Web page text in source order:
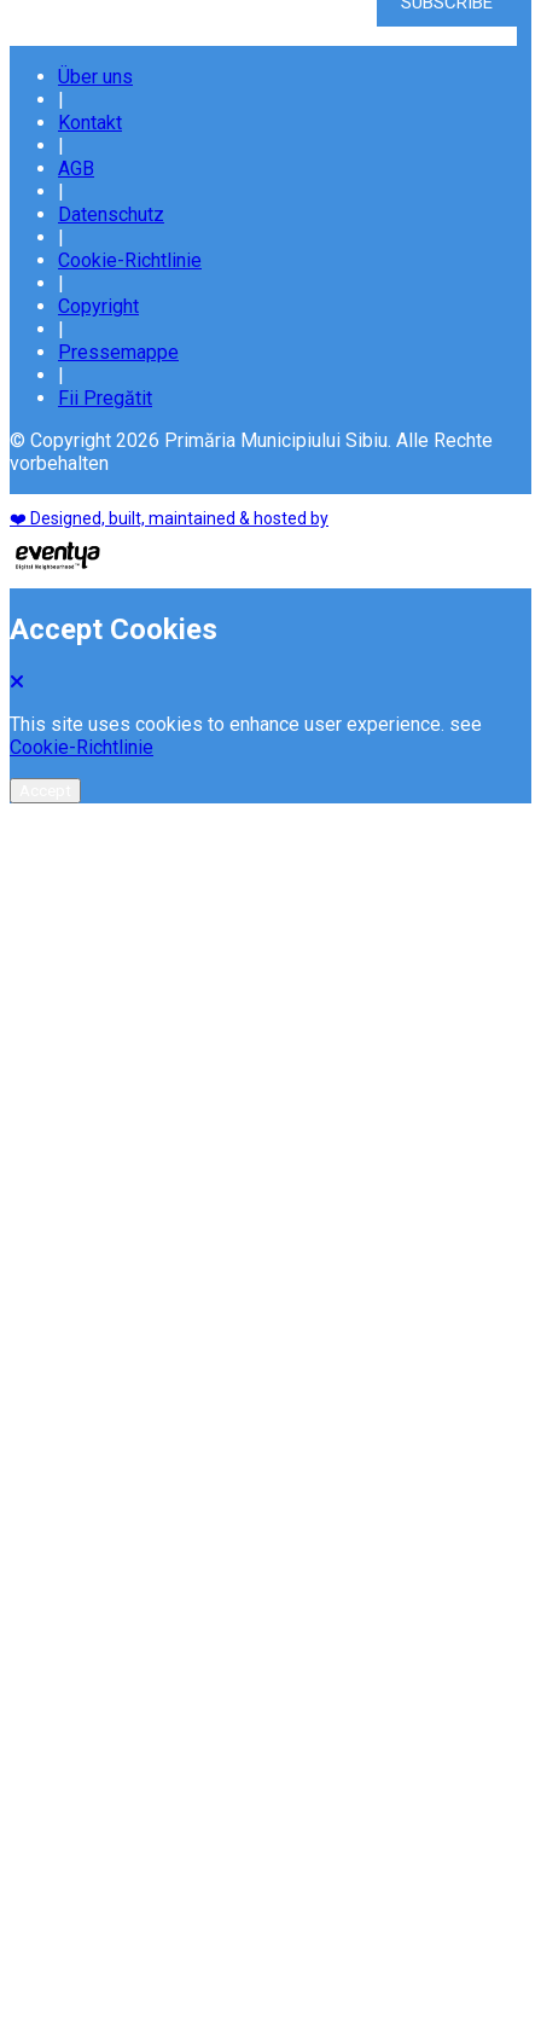
Über uns
|
Kontakt
|
AGB
|
Datenschutz
|
Cookie-Richtlinie
|
Copyright
|
Pressemappe
|
Fii Pregătit
© Copyright 2026 Primăria Municipiului Sibiu. Alle Rechte
vorbehalten
❤️ Designed, built, maintained & hosted by
Accept Cookies
This site uses cookies to enhance user experience. see
Cookie-Richtlinie